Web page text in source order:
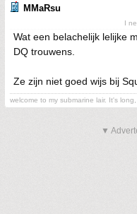
MMaRsu
I
Wat een belachelijk lelijke
DQ trouwens.
Ze zijn niet goed wijs bij
welcome to my submarine lair. It's
▼